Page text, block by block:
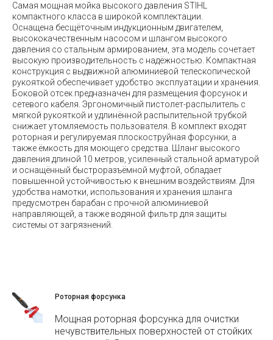
Самая мощная мойка высокого давления STIHL
компактного класса в широкой комплектации.
Оснащена бесщёточным индукционным двигателем,
высококачественным насосом и шлангом высокого
давления со стальным армированием, эта модель сочетает
высокую производительность с надёжностью. Компактная
конструкция с выдвижной алюминиевой телескопической
рукояткой обеспечивает удобство эксплуатации и хранения.
Боковой отсек предназначен для размещения форсунок и
сетевого кабеля. Эргономичный пистолет-распылитель с
мягкой рукояткой и удлинённой распылительной трубкой
снижает утомляемость пользователя. В комплект входят
роторная и регулируемая плоскоструйная форсунки, а
также ёмкость для моющего средства. Шланг высокого
давления длиной 10 метров, усиленный стальной арматурой
и оснащённый быстроразъёмной муфтой, обладает
повышенной устойчивостью к внешним воздействиям. Для
удобства намотки, использования и хранения шланга
предусмотрен барабан с прочной алюминиевой
направляющей, а также водяной фильтр для защиты
системы от загрязнений.
Роторная форсунка
Мощная роторная форсунка для очистки
нечувствительных поверхностей от стойких